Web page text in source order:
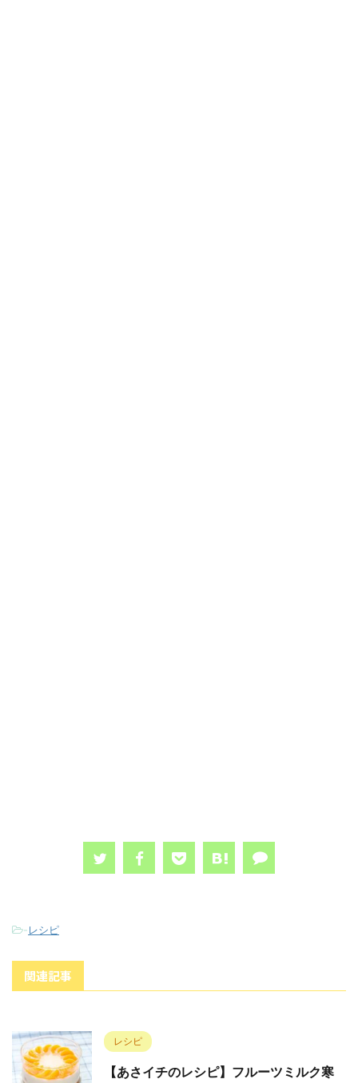
-レシピ
関連記事
レシピ
【あさイチのレシピ】フルーツミルク寒